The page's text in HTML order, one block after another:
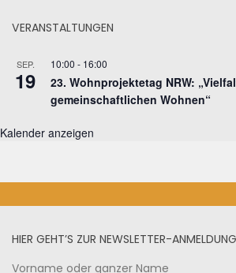
VERANSTALTUNGEN
SEP.
19
10:00 - 16:00
23. Wohnprojektetag NRW:
gemeinschaftlichen Wohnen“
Kalender anzeigen
HIER GEHT’S ZUR NEWSLETTER-ANMELDUNG
Vorname oder ganzer Name